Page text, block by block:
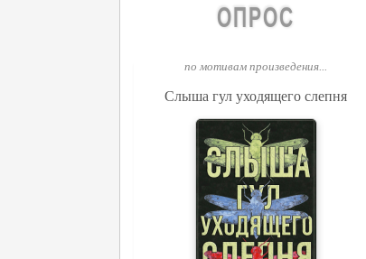
ОПРОС
по мотивам произведения...
Слыша гул уходящего слепня